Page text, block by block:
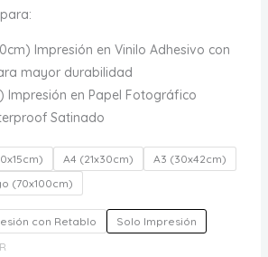
Impresión en Vinilo Adhesivo con
mayor durabilidad
Impresión en Papel Fotográfico
Satinado
A4 (21x30cm)
A3 (30x42cm)
(70x100cm)
con Retablo
Solo Impresión